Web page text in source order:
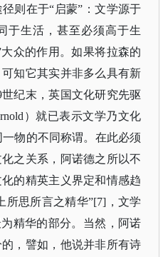
则在于“启蒙”：文学源于
于生活，甚至必须高于生
众的作用。如果将拉森的
知它其实并非多么具有新
纪末，英国文化研究先驱
）就已表示文学乃文化
物的不同称谓。在此必须
之关系，阿诺德之所以不
的精英主义界定和情感趋
所思所言之精华”[7]，文学
精华的部分。当然，阿诺
，譬如，他说并非所有诗